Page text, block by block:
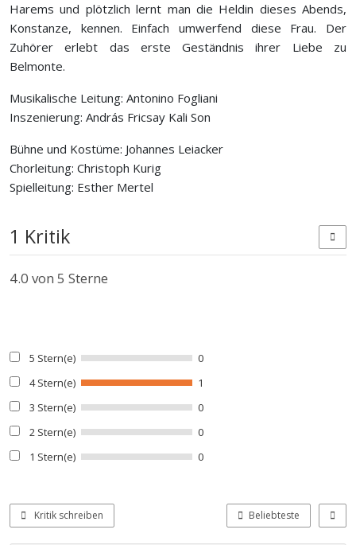
Harems und plötzlich lernt man die Heldin dieses Abends,
Konstanze, kennen. Einfach umwerfend diese Frau. Der
Zuhörer erlebt das erste Geständnis ihrer Liebe zu
Belmonte.
Musikalische Leitung: Antonino Fogliani
Inszenierung: András Fricsay Kali Son
Bühne und Kostüme: Johannes Leiacker
Chorleitung: Christoph Kurig
Spielleitung: Esther Mertel
1 Kritik
4.0 von 5 Sterne
5 Stern(e)
0
4 Stern(e)
1
3 Stern(e)
0
2 Stern(e)
0
1 Stern(e)
0
Kritik schreiben Beliebteste